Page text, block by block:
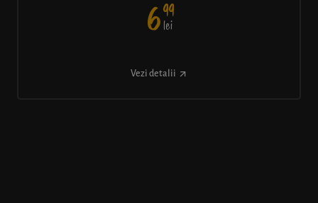
699
lei
Vezi detalii